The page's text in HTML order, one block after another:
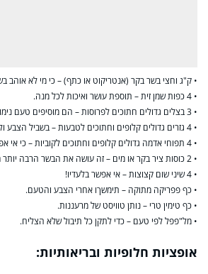
• ק"ג וחצי בשר בקר (אנטריקוט או כתף) – כי מי לא אוהב
• 4 כפות שמן זית – תוספת עושר ואיכות לכל מנה.
• 3 בצלים גדולים חתוכים לפרוסות – הם מוסיפים טעם נימוח ומתוק.
• 4 גזרים גדולים קלופים וחתוכים לטבעות – בשביל הצבע ולבריאות.
• 4 תפוחי אדמה גדולים קלופים וחתוכים לקוביות – כי אי אפשר בלי קצת פחמימות.
• 2 כוסות ציר בקר או מים – זה עושה את הבשר הרבה יותר מעלף ועסיסי.
• 4 שיני שום קצוצות – אי אפשר בלעדיו!
• כף פפריקה מתוקה – תימשךו אחרי הצבע והטעם.
• כף טימין טרי – נותן טוויסט של מרעננות.
• מל"פפל לפי טעם – כדי לתקן כל תיבול שלא הצליח.
אופציות חלופיות ובריאותיות: